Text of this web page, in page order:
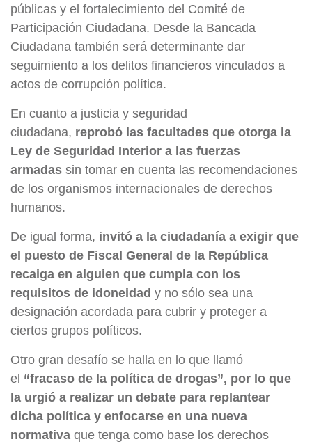
públicas y el fortalecimiento del Comité de
Participación Ciudadana. Desde la Bancada
Ciudadana también será determinante dar
seguimiento a los delitos financieros vinculados a
actos de corrupción política.
En cuanto a justicia y seguridad
ciudadana, reprobó las facultades que otorga la
Ley de Seguridad Interior a las fuerzas
armadas sin tomar en cuenta las recomendaciones
de los organismos internacionales de derechos
humanos.
De igual forma, invitó a la ciudadanía a exigir que
el puesto de Fiscal General de la República
recaiga en alguien que cumpla con los
requisitos de idoneidad y no sólo sea una
designación acordada para cubrir y proteger a
ciertos grupos políticos.
Otro gran desafío se halla en lo que llamó
el “fracaso de la política de drogas”, por lo que
la urgió a realizar un debate para replantear
dicha política y enfocarse en una nueva
normativa que tenga como base los derechos